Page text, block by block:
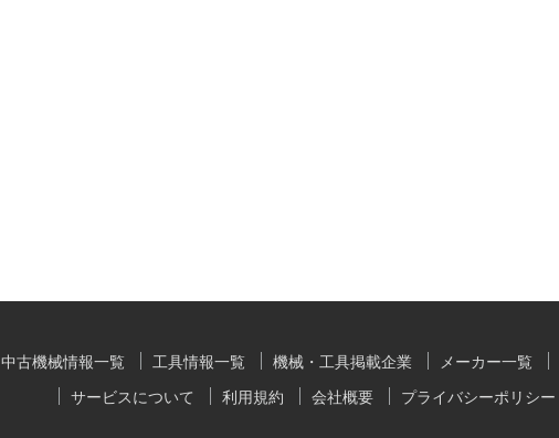
中古機械情報一覧 工具情報一覧 機械・工具掲載企業 メーカー一覧
サービスについて
利用規約 会社概要 プライバシーポリシー